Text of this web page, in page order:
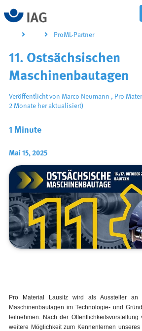
ProML-Partner
1 Minute
Mai 15, 2025
11. Ostsächsischen
Maschinenbautagen
Veröffentlicht von Marco Neumann , Pro
2 Monate her aktualisiert)
Pro Material Lausitz wird als Aussteller an
Maschinenbautagen im Technologie- und
teilnehmen. Nach der
weitere Möglichkeit zum Kennenlernen